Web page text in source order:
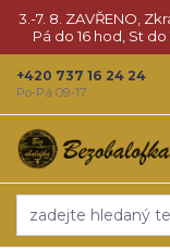
3.-7. 8. ZAVŘENO,
Pá do 16 hod, St
+420 737 16 24 24
Po-Pá 09-17